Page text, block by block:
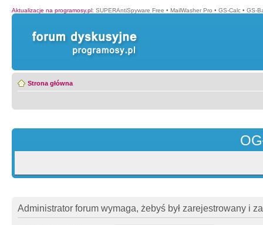
Aktualizacje na programosy.pl: SUPERAntiSpyware Free • MailWasher Pro • GS-Calc • GS-
Strona główna
Administrator forum wymaga, żebyś był zarejestrowany i